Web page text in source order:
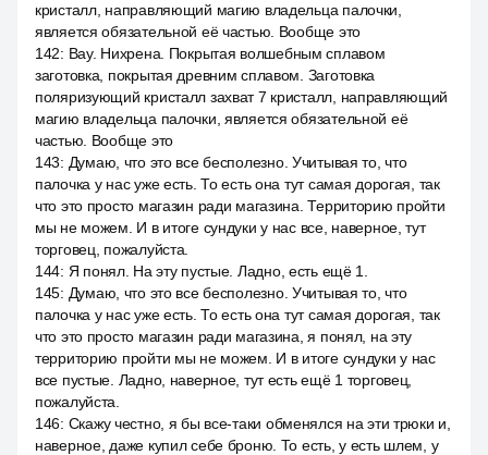
кристалл, направляющий магию владельца палочки,
является обязательной её частью. Вообще это
142: Вау. Нихрена. Покрытая волшебным сплавом
заготовка, покрытая древним сплавом. Заготовка
поляризующий кристалл захват 7 кристалл, направляющий
магию владельца палочки, является обязательной её
частью. Вообще это
143: Думаю, что это все бесполезно. Учитывая то, что
палочка у нас уже есть. То есть она тут самая дорогая, так
что это просто магазин ради магазина. Территорию пройти
мы не можем. И в итоге сундуки у нас все, наверное, тут
торговец, пожалуйста.
144: Я понял. На эту пустые. Ладно, есть ещё 1.
145: Думаю, что это все бесполезно. Учитывая то, что
палочка у нас уже есть. То есть она тут самая дорогая, так
что это просто магазин ради магазина, я понял, на эту
территорию пройти мы не можем. И в итоге сундуки у нас
все пустые. Ладно, наверное, тут есть ещё 1 торговец,
пожалуйста.
146: Скажу честно, я бы все-таки обменялся на эти трюки и,
наверное, даже купил себе броню. То есть, у есть шлем, у